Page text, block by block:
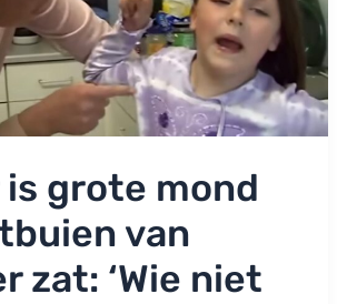
grote mond
van
zat: ‘Wie niet